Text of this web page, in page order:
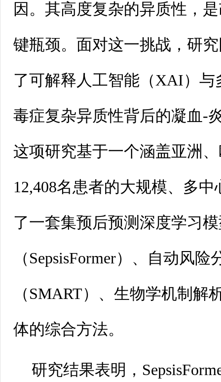
因。其高度复杂的异质性，
键瓶颈。面对这一挑战，研
了可解释人工智能（XAI）与
毒症复杂异质性背后的凝血-
这项研究基于一个涵盖亚洲
12,408名患者的大规模、多
了一套集预后预测深度学习
（SepsisFormer）、自动风险
（SMART）、生物学机制解
体的综合方法。
研究结果表明，